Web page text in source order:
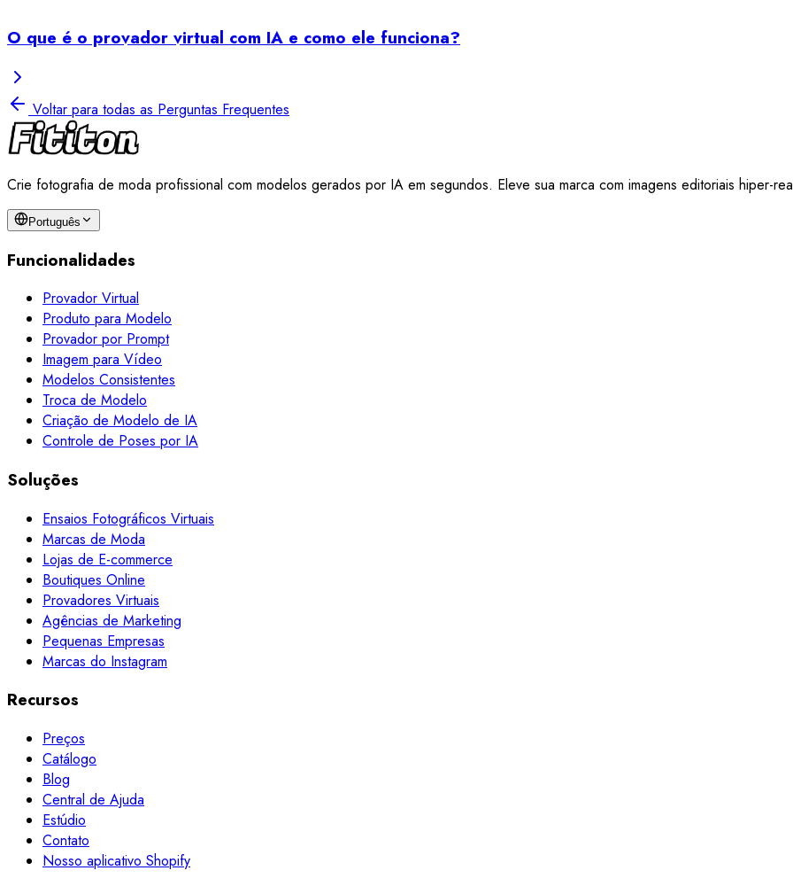
O que é o provador virtual com IA e como ele funciona?
Voltar para todas as Perguntas Frequentes
Crie fotografia de moda profissional com modelos gerados por IA em segundos. Eleve sua marca com imagens editoriais hiper-
Português
Funcionalidades
Provador Virtual
Produto para Modelo
Provador por Prompt
Imagem para Vídeo
Modelos Consistentes
Troca de Modelo
Criação de Modelo de IA
Controle de Poses por IA
Soluções
Ensaios Fotográficos Virtuais
Marcas de Moda
Lojas de E-commerce
Boutiques Online
Provadores Virtuais
Agências de Marketing
Pequenas Empresas
Marcas do Instagram
Recursos
Preços
Catálogo
Blog
Central de Ajuda
Estúdio
Contato
Nosso aplicativo Shopify